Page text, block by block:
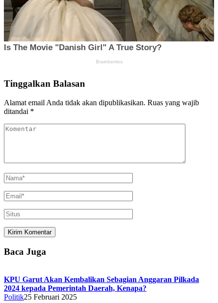
Tinggalkan Balasan
Alamat email Anda tidak akan dipublikasikan. Ruas yang wajib
ditandai *
Baca Juga
KPU Garut Akan Kembalikan Sebagian Anggaran Pilkada
2024 kepada Pemerintah Daerah, Kenapa?
Politik25 Februari 2025